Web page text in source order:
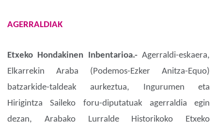
AGERRALDIAK
Etxeko Hondakinen Inbentarioa.- Agerraldi-eskaera,
Elkarrekin Araba (Podemos-Ezker Anitza-Equo)
batzarkide-taldeak aurkeztua, Ingurumen eta
Hirigintza Saileko foru-diputatuak agerraldia egin
dezan, Arabako Lurralde Historikoko Etxeko